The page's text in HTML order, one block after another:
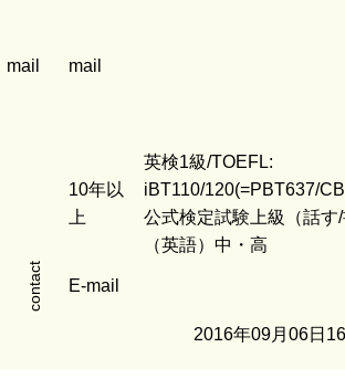
mail mail
10年以
上
英検1級/TOEFL:
iBT110/120(=PBT637/
公式検定試験上級（話
（英語）中・高
contact E-mail
2016年09月06日